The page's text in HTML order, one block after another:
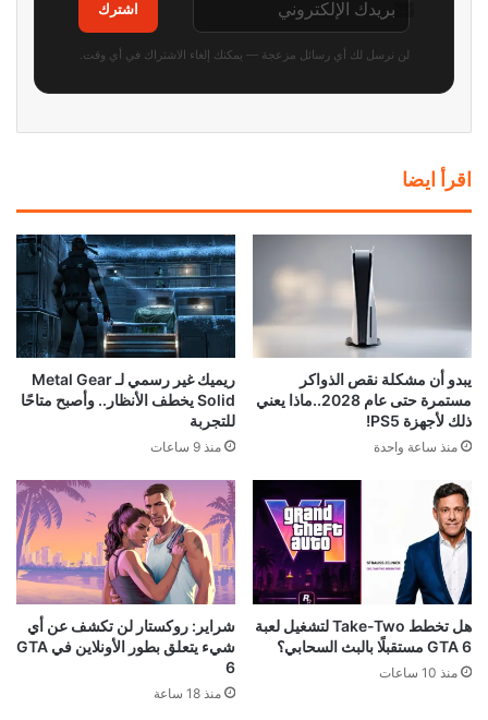
اشترك
لن نرسل لك أي رسائل مزعجة — يمكنك إلغاء الاشتراك في أي وقت.
اقرأ ايضا
يبدو أن مشكلة نقص الذواكر
مستمرة حتى عام 2028..ماذا يعني
ذلك لأجهزة PS5!
منذ ساعة واحدة
ريميك غير رسمي لـ Metal Gear
Solid يخطف الأنظار.. وأصبح متاحًا
للتجربة
منذ 9 ساعات
هل تخطط Take-Two لتشغيل لعبة
GTA 6 مستقبلًا بالبث السحابي؟
منذ 10 ساعات
شراير: روكستار لن تكشف عن أي
شيء يتعلق بطور الأونلاين في GTA
6
منذ 18 ساعة